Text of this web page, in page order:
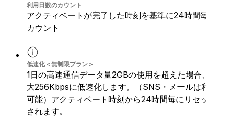
利用日数のカウント
アクティベートが完了した時刻を基準に24時間毎に
カウント
低速化＜無制限プラン＞
1日の高速通信データ量2GBの使用を超えた場合、最
大256Kbpsに低速化します。（SNS・メールは利用
可能）アクティベート時刻から24時間毎にリセット
されます。